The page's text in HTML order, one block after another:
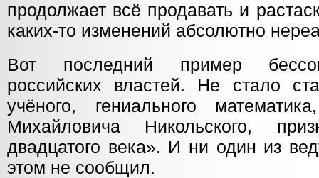
продолжает всё продавать и
каких-то изменений абсолютно
Вот последний пример
российских властей. Не стало
учёного, гениального
Михайловича Никольского,
двадцатого века». И ни один из
этом не сообщил.